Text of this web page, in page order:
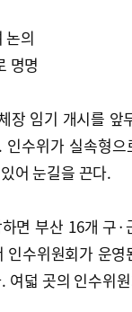
논의
명명
장 임기 개시를
수위가 실속형
어 눈길을 끈다.
면 부산 16개 구
수위원회가 운
여덟 곳의 인수위